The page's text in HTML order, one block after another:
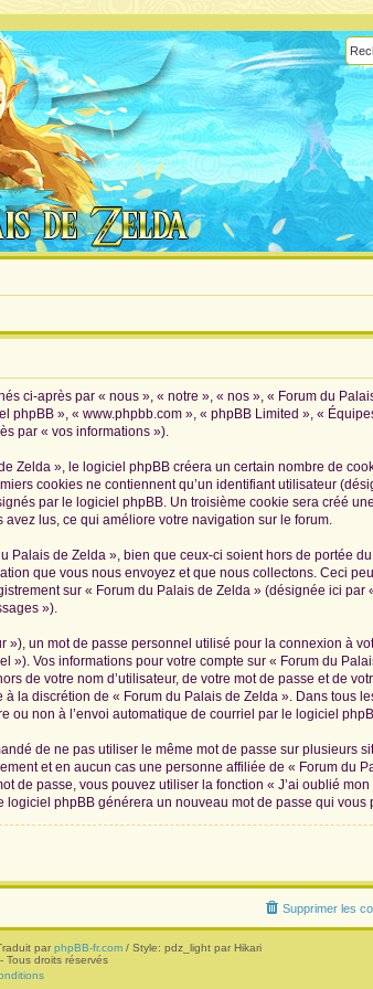
ci-après par « nous », « notre », « nos », « Forum du
», « www.phpbb.com », « phpBB Limited », «
par « vos informations »).
Zelda », le logiciel phpBB créera un certain nombre de
cookies ne contiennent qu’un identifiant utilisateur
par le logiciel phpBB. Un troisième cookie sera créé
lus, ce qui améliore votre navigation sur le forum.
de Zelda », bien que ceux-ci soient hors de portée
que vous nous envoyez et que nous collectons. Ceci
sur « Forum du Palais de Zelda » (désignée ici par
»).
un mot de passe personnel utilisé pour la connexion à
Vos informations pour votre compte sur « Forum du
de votre nom d’utilisateur, de votre mot de passe et de
la discrétion de « Forum du Palais de Zelda ». Dans tous
ou non à l’envoi automatique de courriel par le logiciel
de ne pas utiliser le même mot de passe sur plusieurs
et en aucun cas une personne affiliée de « Forum du
de passe, vous pouvez utiliser la fonction « J’ai oublié
phpBB générera un nouveau mot de passe qui vous
Supprimer les
par phpBB-fr.com/ Style: pdz_light par Hikari
Tous droits réservés